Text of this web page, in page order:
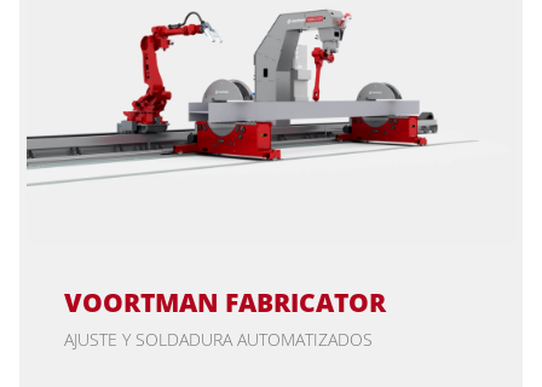
VOORTMAN FABRICATOR
AJUSTE Y SOLDADURA AUTOMATIZADOS